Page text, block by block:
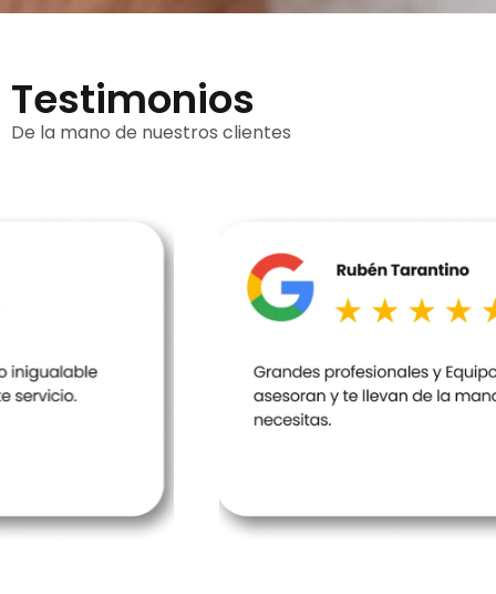
Testimonios
De la mano de nuestros clientes